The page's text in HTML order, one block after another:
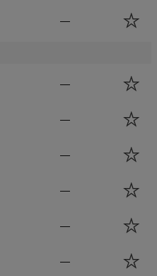
—
—
—
—
—
—
—